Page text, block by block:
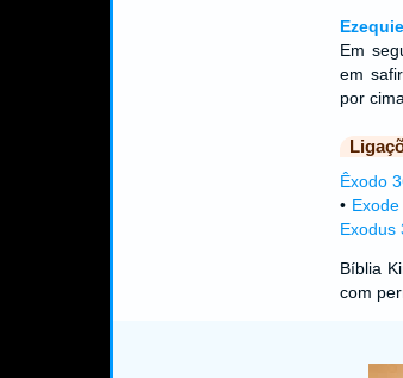
Em
em
por
Êxodo
•
Exodus
Bíblia
com